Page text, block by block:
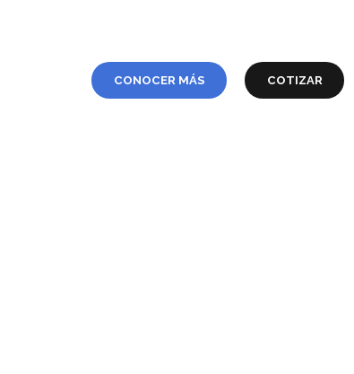
SABER MÁS Cotiza tu apostilla
CONOCER MÁS COTIZAR